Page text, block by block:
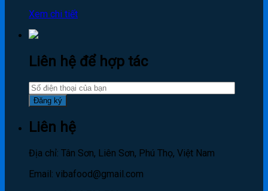
Xem chi tiết
Liên hệ để hợp tác
Liên hệ
Địa chỉ: Tân Sơn, Liên Sơn, Phú Thọ, Việt Nam
Email: vibafood@gmail.com